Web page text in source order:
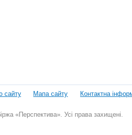
сайту Мапа сайту Контактна
«Перспектива». Усі права захищені.